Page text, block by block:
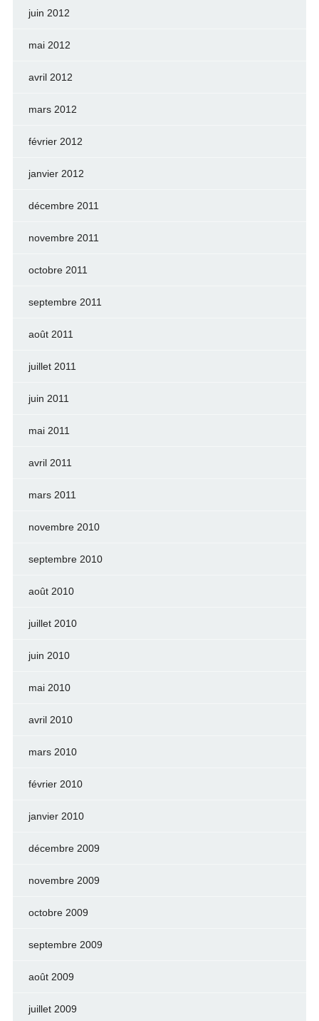
juin 2012
mai 2012
avril 2012
mars 2012
février 2012
janvier 2012
décembre 2011
novembre 2011
octobre 2011
septembre 2011
août 2011
juillet 2011
juin 2011
mai 2011
avril 2011
mars 2011
novembre 2010
septembre 2010
août 2010
juillet 2010
juin 2010
mai 2010
avril 2010
mars 2010
février 2010
janvier 2010
décembre 2009
novembre 2009
octobre 2009
septembre 2009
août 2009
juillet 2009